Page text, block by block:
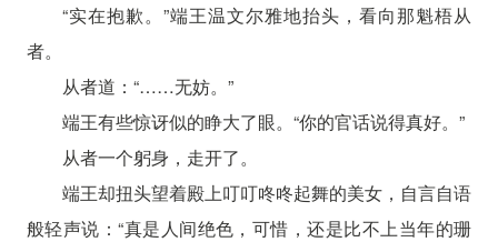
“实在抱歉。”端王温文尔雅地抬头，看向那魁梧从
者。
从者道：“……无妨。”
端王有些惊讶似的睁大了眼。“你的官话说得真好。”
从者一个躬身，走开了。
端王却扭头望着殿上叮叮咚咚起舞的美女，自言自语
般轻声说：“真是人间绝色，可惜，还是比不上当年的珊